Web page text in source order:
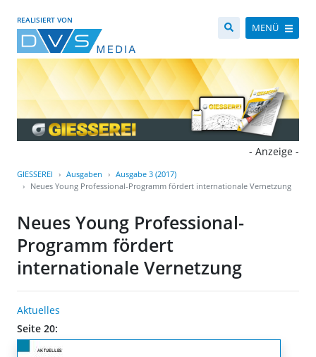
REALISIERT VON
MENÜ
- Anzeige -
GIESSEREI Ausgaben
Ausgabe 3 (2017)
Neues Young Professional-Programm fördert internationale Vernetzung
Neues Young Professional-
Programm fördert
internationale Vernetzung
Aktuelles
Seite 20: